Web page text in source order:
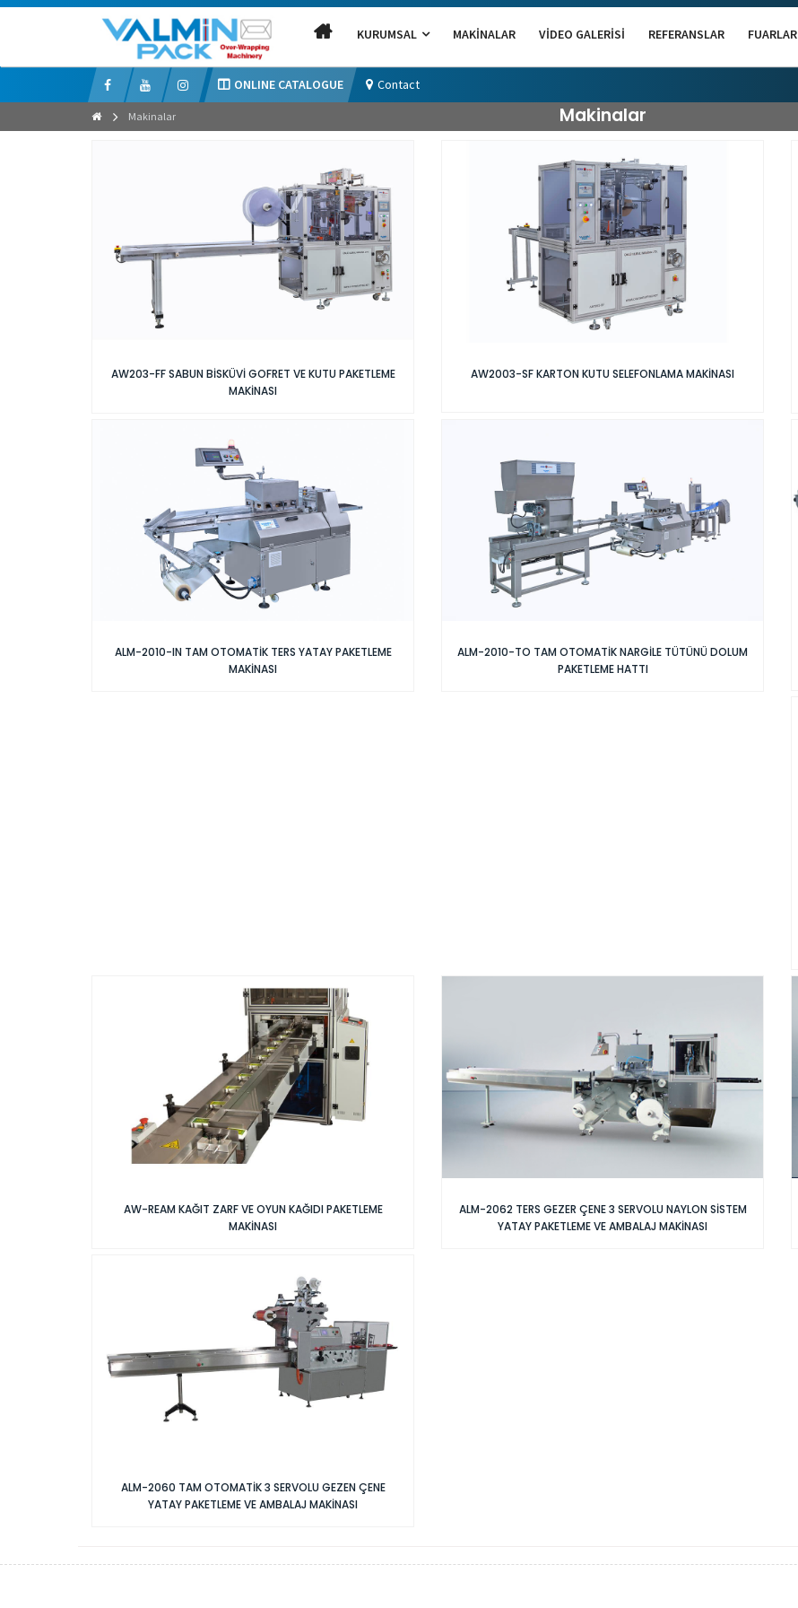
KURUMSAL MAKINALAR VIDEO GALERISI REFERANSLAR FUARLAR
ONLINE CATALOGUE Contact
Makinalar
Makinalar
AW203-FF SABUN BİSKÜVİ GOFRET VE KUTU PAKETLEME
MAKİNASI
AW2003-SF KARTON KUTU SELEFONLAMA MAKİNASI
ALM-2010-IN TAM OTOMATİK TERS YATAY PAKETLEME
MAKİNASI
ALM-2010-TO TAM OTOMATİK NARGİLE TÜTÜNÜ DOLUM
PAKETLEME HATTI
AW-REAM KAĞIT ZARF VE OYUN KAĞIDI PAKETLEME
MAKİNASI
ALM-2062 TERS GEZER ÇENE 3 SERVOLU NAYLON SİSTEM
YATAY PAKETLEME VE AMBALAJ MAKİNASI
ALM-2060 TAM OTOMATİK 3 SERVOLU GEZEN ÇENE
YATAY PAKETLEME VE AMBALAJ MAKİNASI